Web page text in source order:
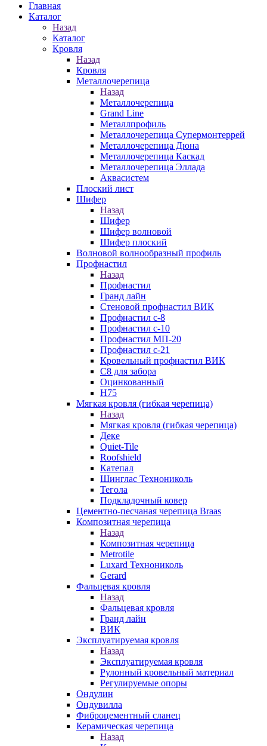
Главная
Каталог
Назад
Каталог
Кровля
Назад
Кровля
Металлочерепица
Назад
Металлочерепица
Grand Line
Металлпрофиль
Металлочерепица Супермонтеррей
Металлочерепица Дюна
Металлочерепица Каскад
Металлочерепица Эллада
Аквасистем
Плоский лист
Шифер
Назад
Шифер
Шифер волновой
Шифер плоский
Волновой волнообразный профиль
Профнастил
Назад
Профнастил
Гранд лайн
Стеновой профнастил ВИК
Профнастил с-8
Профнастил с-10
Профнастил МП-20
Профнастил с-21
Кровельный профнастил ВИК
С8 для забора
Оцинкованный
Н75
Мягкая кровля (гибкая черепица)
Назад
Мягкая кровля (гибкая черепица)
Деке
Quiet-Tile
Roofshield
Катепал
Шинглас Технониколь
Тегола
Подкладочный ковер
Цементно-песчаная черепица Braas
Композитная черепица
Назад
Композитная черепица
Metrotile
Luxard Технониколь
Gerard
Фальцевая кровля
Назад
Фальцевая кровля
Гранд лайн
ВИК
Эксплуатируемая кровля
Назад
Эксплуатируемая кровля
Рулонный кровельный материал
Регулируемые опоры
Ондулин
Ондувилла
Фиброцементный сланец
Керамическая черепица
Назад